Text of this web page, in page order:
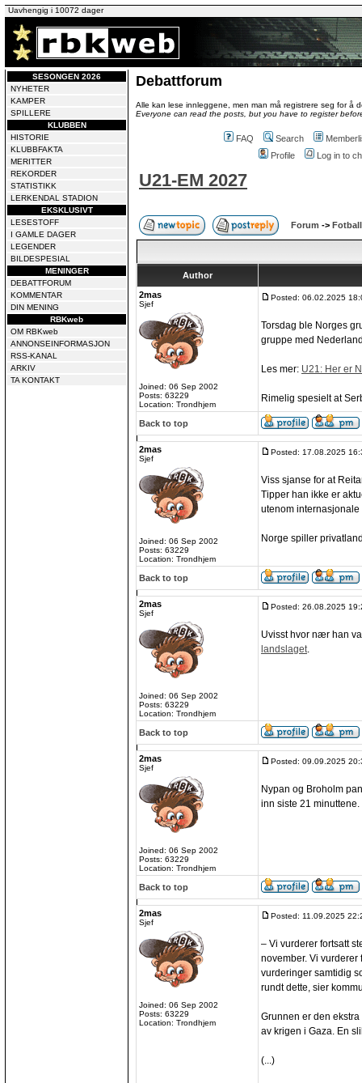
Uavhengig i 10072 dager
SESONGEN 2026
NYHETER
KAMPER
SPILLERE
KLUBBEN
HISTORIE
KLUBBFAKTA
MERITTER
REKORDER
STATISTIKK
LERKENDAL STADION
EKSKLUSIVT
LESESTOFF
I GAMLE DAGER
LEGENDER
BILDESPESIAL
MENINGER
DEBATTFORUM
KOMMENTAR
DIN MENING
RBKweb
OM RBKweb
ANNONSEINFORMASJON
RSS-KANAL
ARKIV
TA KONTAKT
Debattforum
Alle kan lese innleggene, men man må registrere seg for å
Everyone can read the posts, but you have to register
FAQ Search
Profile
Log in to
U21-EM 2027
Forum ->
Author
2mas
Sjef
Joined: 06 Sep 2002
Posts: 63229
Location: Trondhjem
Posted: 06.02.2025
Torsdag ble Norges
gruppe med
Les mer: U21: Her er
Rimelig spesielt at
Back to top
2mas
Sjef
Joined: 06 Sep 2002
Posts: 63229
Location: Trondhjem
Posted: 17.08.2025
Viss sjanse for at
Tipper han ikke er
utenom internasjonale
Norge spiller
Back to top
2mas
Sjef
Joined: 06 Sep 2002
Posts: 63229
Location: Trondhjem
Posted: 26.08.2025
Uvisst hvor nær han
landslaget.
Back to top
2mas
Sjef
Joined: 06 Sep 2002
Posts: 63229
Location: Trondhjem
Posted: 09.09.2025
Nypan og Broholm
inn siste 21
Back to top
2mas
Sjef
Joined: 06 Sep 2002
Posts: 63229
Location: Trondhjem
Posted: 11.09.2025
– Vi vurderer fortsatt
november. Vi
vurderinger samtidig
rundt dette, sier
Grunnen er den
av krigen i Gaza. En
(...)